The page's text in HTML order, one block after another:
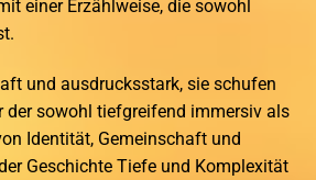
einer Erzählweise, die sowohl
und ausdrucksstark, sie schufen
der sowohl tiefgreifend immersiv als
Identität, Gemeinschaft und
Geschichte Tiefe und Komplexität